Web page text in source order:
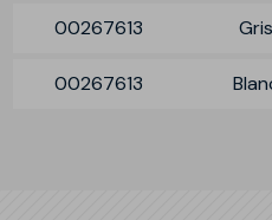
00267613 Gris
00267613